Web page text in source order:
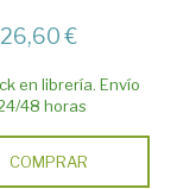
26,60 €
en librería. Envío
48 horas
COMPRAR